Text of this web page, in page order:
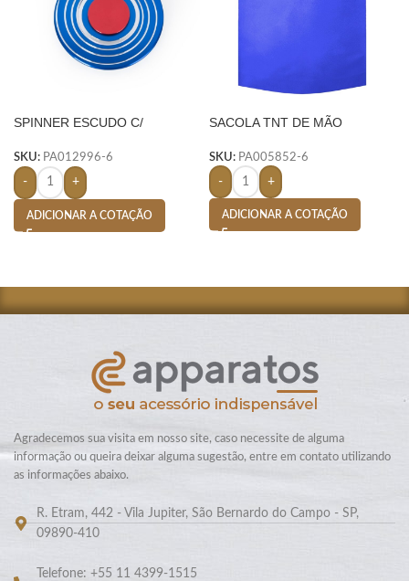
SPINNER ESCUDO C/
SKU: PA012996-6
- +
ADICIONAR A COTAÇÃO
SACOLA TNT DE MÃO
SKU: PA005852-6
- +
ADICIONAR A COTAÇÃO
Agradecemos sua visita em nosso site, caso necessite de alguma
informação ou queira deixar alguma sugestão, entre em contato utilizando
as informações abaixo.
R. Etram, 442 - Vila Jupiter, São Bernardo do Campo - SP,
09890-410
Telefone: +55 11 4399-1515